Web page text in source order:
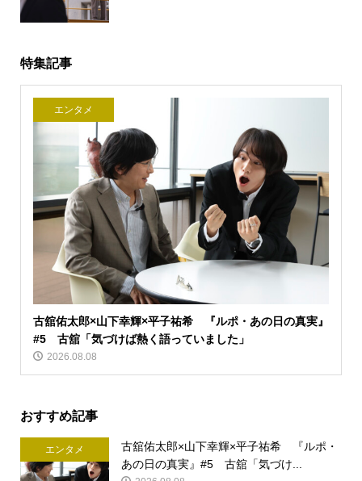
特集記事
エンタメ
古舘佑太郎×山下幸輝×平子祐希 『ルポ・あの日の真実』
#5 古舘「気づけば熱く語っていました」
2026.08.08
おすすめ記事
エンタメ
古舘佑太郎×山下幸輝×平子祐希 『ルポ・
あの日の真実』#5 古舘「気づけ...